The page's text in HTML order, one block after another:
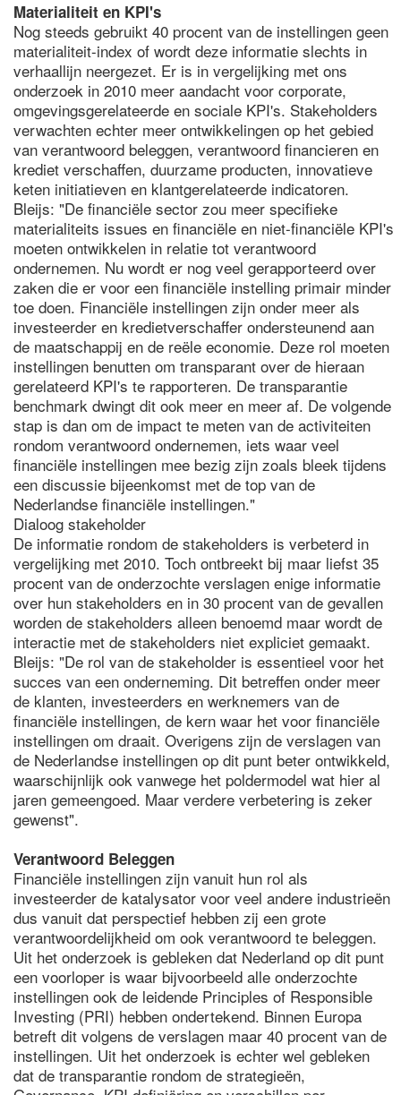
Materialiteit en KPI's
Nog steeds gebruikt 40 procent van de instellingen geen
materialiteit-index of wordt deze informatie slechts in
verhaallijn neergezet. Er is in vergelijking met ons
onderzoek in 2010 meer aandacht voor corporate,
omgevingsgerelateerde en sociale KPI's. Stakeholders
verwachten echter meer ontwikkelingen op het gebied
van verantwoord beleggen, verantwoord financieren en
krediet verschaffen, duurzame producten, innovatieve
keten initiatieven en klantgerelateerde indicatoren.
Bleijs: "De financiële sector zou meer specifieke
materialiteits issues en financiële en niet-financiële KPI's
moeten ontwikkelen in relatie tot verantwoord
ondernemen. Nu wordt er nog veel gerapporteerd over
zaken die er voor een financiële instelling primair minder
toe doen. Financiële instellingen zijn onder meer als
investeerder en kredietverschaffer ondersteunend aan
de maatschappij en de reële economie. Deze rol moeten
instellingen benutten om transparant over de hieraan
gerelateerd KPI's te rapporteren. De transparantie
benchmark dwingt dit ook meer en meer af. De volgende
stap is dan om de impact te meten van de activiteiten
rondom verantwoord ondernemen, iets waar veel
financiële instellingen mee bezig zijn zoals bleek tijdens
een discussie bijeenkomst met de top van de
Nederlandse financiële instellingen."
Dialoog stakeholder
De informatie rondom de stakeholders is verbeterd in
vergelijking met 2010. Toch ontbreekt bij maar liefst 35
procent van de onderzochte verslagen enige informatie
over hun stakeholders en in 30 procent van de gevallen
worden de stakeholders alleen benoemd maar wordt de
interactie met de stakeholders niet expliciet gemaakt.
Bleijs: "De rol van de stakeholder is essentieel voor het
succes van een onderneming. Dit betreffen onder meer
de klanten, investeerders en werknemers van de
financiële instellingen, de kern waar het voor financiële
instellingen om draait. Overigens zijn de verslagen van
de Nederlandse instellingen op dit punt beter ontwikkeld,
waarschijnlijk ook vanwege het poldermodel wat hier al
jaren gemeengoed. Maar verdere verbetering is zeker
gewenst".
Verantwoord Beleggen
Financiële instellingen zijn vanuit hun rol als
investeerder de katalysator voor veel andere industrieën
dus vanuit dat perspectief hebben zij een grote
verantwoordelijkheid om ook verantwoord te beleggen.
Uit het onderzoek is gebleken dat Nederland op dit punt
een voorloper is waar bijvoorbeeld alle onderzochte
instellingen ook de leidende Principles of Responsible
Investing (PRI) hebben ondertekend. Binnen Europa
betreft dit volgens de verslagen maar 40 procent van de
instellingen. Uit het onderzoek is echter wel gebleken
dat de transparantie rondom de strategieën,